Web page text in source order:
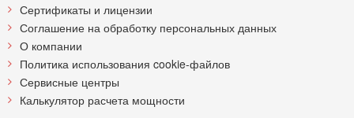
Сертификаты и лицензии
Соглашение на обработку персональных данных
О компании
Политика использования cookie-файлов
Сервисные центры
Калькулятор расчета мощности